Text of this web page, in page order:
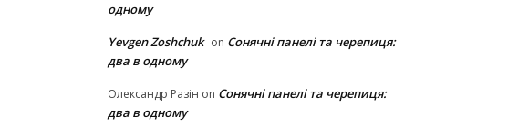
одному
Yevgen Zoshchuk on Сонячні панелі та черепиця:
два в одному
Олександр Разін on Сонячні панелі та черепиця:
два в одному